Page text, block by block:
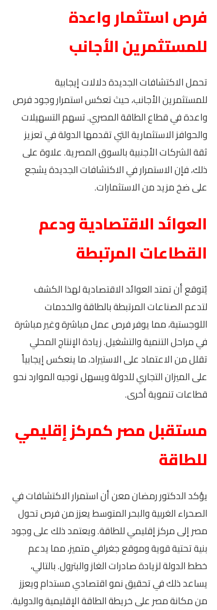
فرص استثمار واعدة
للمستثمرين الأجانب
تحمل الاكتشافات الجديدة دلالات إيجابية
للمستثمرين الأجانب، حيث تعكس استمرار وجود فرص
واعدة في قطاع الطاقة المصري. تسهم التسهيلات
والحوافز الاستثمارية التي تقدمها الدولة في تعزيز
ثقة الشركات الأجنبية بالسوق المصرية. علاوة على
ذلك، فإن الاستمرار في الاكتشافات الجديدة يشجع
على ضخ مزيد من الاستثمارات.
العوائد الاقتصادية ودعم
القطاعات المرتبطة
يُتوقع أن تمتد العوائد الاقتصادية لهذا الكشف
لتدعم الصناعات المرتبطة بالطاقة والخدمات
اللوجستية، مما يوفر فرص عمل مباشرة وغير مباشرة
في مراحل التنمية والتشغيل. زيادة الإنتاج المحلي
تقلل من الاعتماد على الاستيراد، ما ينعكس إيجابياً
على الميزان التجاري للدولة ويسهل توجيه الموارد نحو
قطاعات تنموية أخرى.
مستقبل مصر كمركز إقليمي
للطاقة
يؤكد الدكتور رمضان معن أن استمرار الاكتشافات في
الصحراء الغربية والبحر المتوسط يعزز من فرص تحول
مصر إلى مركز إقليمي للطاقة. ويعتمد ذلك على وجود
بنية تحتية قوية وموقع جغرافي متميز، مما يدعم
خطط الدولة لزيادة صادرات الغاز والبترول. بالتالي،
يساعد ذلك في تحقيق نمو اقتصادي مستدام ويعزز
من مكانة مصر على خريطة الطاقة الإقليمية والدولية.